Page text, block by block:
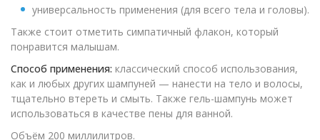
универсальность применения (для всего тела и головы).
Также стоит отметить симпатичный флакон, который
понравится малышам.
Способ применения: классический способ использования,
как и любых других шампуней — нанести на тело и волосы,
тщательно втереть и смыть. Также гель-шампунь может
использоваться в качестве пены для ванной.
Объём 200 миллилитров.